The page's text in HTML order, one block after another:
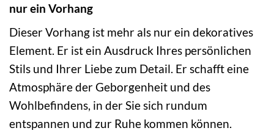
nur ein Vorhang
Dieser Vorhang ist mehr als nur ein dekoratives
Element. Er ist ein Ausdruck Ihres persönlichen
Stils und Ihrer Liebe zum Detail. Er schafft eine
Atmosphäre der Geborgenheit und des
Wohlbefindens, in der Sie sich rundum
entspannen und zur Ruhe kommen können.